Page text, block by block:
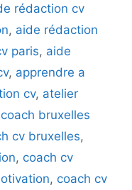
rédaction cv
, aide rédaction
paris, aide
, apprendre a
cv, atelier
coach bruxelles
cv bruxelles,
, coach cv
, coach cv